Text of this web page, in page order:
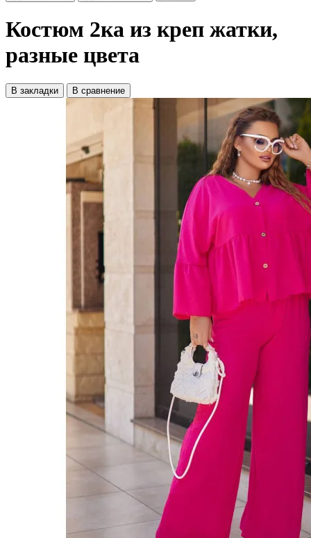
Костюм 2ка из креп жатки,
разные цвета
В закладки В сравнение